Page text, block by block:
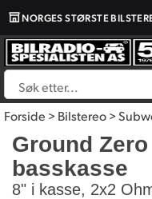
NORGES STØRSTE
Forside>Bilstereo>
Ground
basskasse
8" i kasse, 2x2